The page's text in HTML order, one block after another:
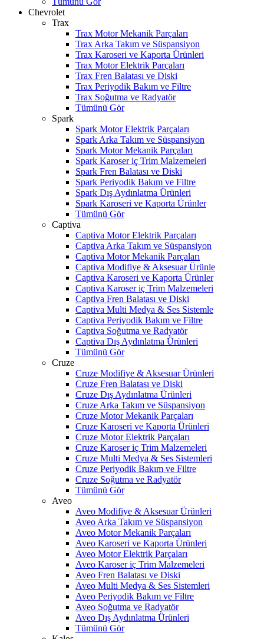
Chevrolet
Trax
Trax Motor Mekanik Parçaları
Trax Arka Takım ve Süspansiyon
Trax Karoseri ve Kaporta Ürünleri
Trax Motor Elektrik Parçaları
Trax Fren Balatası ve Diski
Trax Periyodik Bakım ve Filtre
Trax Soğutma ve Radyatör
Tümünü Gör
Spark
Spark Motor Elektrik Parçaları
Spark Arka Takım ve Süspansiyon
Spark Motor Mekanik Parçaları
Spark Karoser iç Trim Malzemeleri
Spark Fren Balatası ve Diski
Spark Periyodik Bakım ve Filtre
Spark Dış Aydınlatma Ürünleri
Spark Karoseri ve Kaporta Ürünler
Tümünü Gör
Captiva
Captiva Motor Elektrik Parçaları
Captiva Arka Takım ve Süspansiyon
Captiva Motor Mekanik Parçaları
Captiva Modifiye & Aksesuar Ürünle
Captiva Karoseri ve Kaporta Ürünler
Captiva Karoser iç Trim Malzemeleri
Captiva Fren Balatası ve Diski
Captiva Multi Medya & Ses Sistemle
Captiva Periyodik Bakım ve Filtre
Captiva Soğutma ve Radyatör
Captiva Dış Aydınlatma Ürünleri
Tümünü Gör
Cruze
Cruze Modifiye & Aksesuar Ürünleri
Cruze Fren Balatası ve Diski
Cruze Dış Aydınlatma Ürünleri
Cruze Arka Takım ve Süspansiyon
Cruze Motor Mekanik Parçaları
Cruze Karoseri ve Kaporta Ürünleri
Cruze Motor Elektrik Parçaları
Cruze Karoser iç Trim Malzemeleri
Cruze Multi Medya & Ses Sistemleri
Cruze Periyodik Bakım ve Filtre
Cruze Soğutma ve Radyatör
Tümünü Gör
Aveo
Aveo Modifiye & Aksesuar Ürünleri
Aveo Arka Takım ve Süspansiyon
Aveo Motor Mekanik Parçaları
Aveo Karoseri ve Kaporta Ürünleri
Aveo Motor Elektrik Parçaları
Aveo Karoser iç Trim Malzemeleri
Aveo Fren Balatası ve Diski
Aveo Multi Medya & Ses Sistemleri
Aveo Periyodik Bakım ve Filtre
Aveo Soğutma ve Radyatör
Aveo Dış Aydınlatma Ürünleri
Tümünü Gör